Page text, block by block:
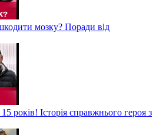
мозку? Поради від
років! Історія справжнього героя з